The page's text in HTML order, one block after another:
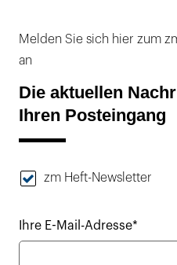
Melden Sie sich hier zum
an
Die aktuellen
Ihren Posteingang
zm Heft-Newsletter
Ihre E-Mail-Adresse*